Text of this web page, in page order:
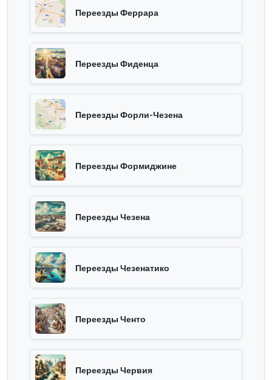
Переезды Феррара
Переезды Фиденца
Переезды Форли-Чезена
Переезды Формиджине
Переезды Чезена
Переезды Чезенатико
Переезды Ченто
Переезды Червия